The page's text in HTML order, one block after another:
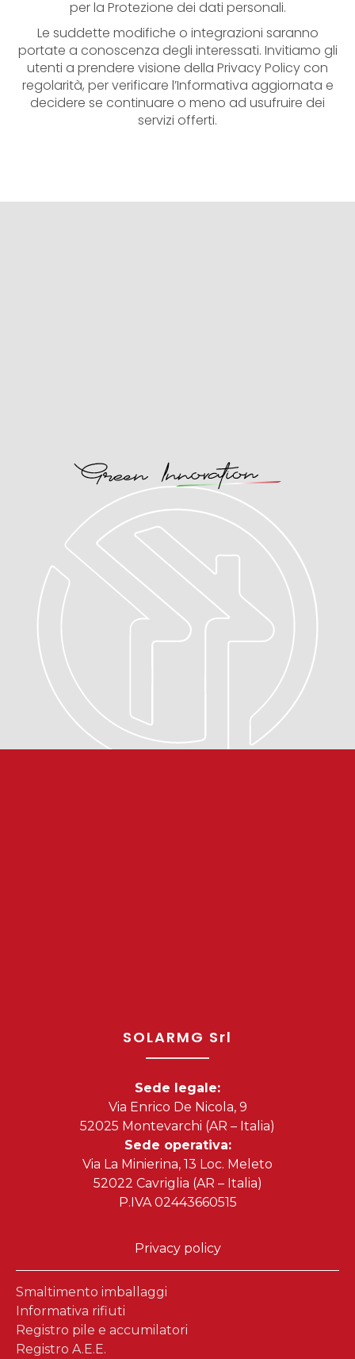
per la Protezione dei dati personali.
Le suddette modifiche o integrazioni saranno
portate a conoscenza degli interessati. Invitiamo gli
utenti a prendere visione della Privacy Policy con
regolarità, per verificare l’Informativa aggiornata e
decidere se continuare o meno ad usufruire dei
servizi offerti.
SOLARMG Srl
Sede legale:
Via Enrico De Nicola, 9
52025 Montevarchi (AR – Italia)
Sede operativa:
Via La Minierina, 13 Loc. Meleto
52022 Cavriglia (AR – Italia)
P.IVA 02443660515
Privacy policy
Smaltimento imballaggi
Informativa rifiuti
Registro pile e accumilatori
Registro A.E.E.